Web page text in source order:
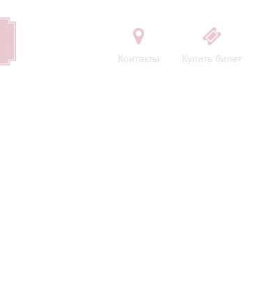
Контакты Купить билет